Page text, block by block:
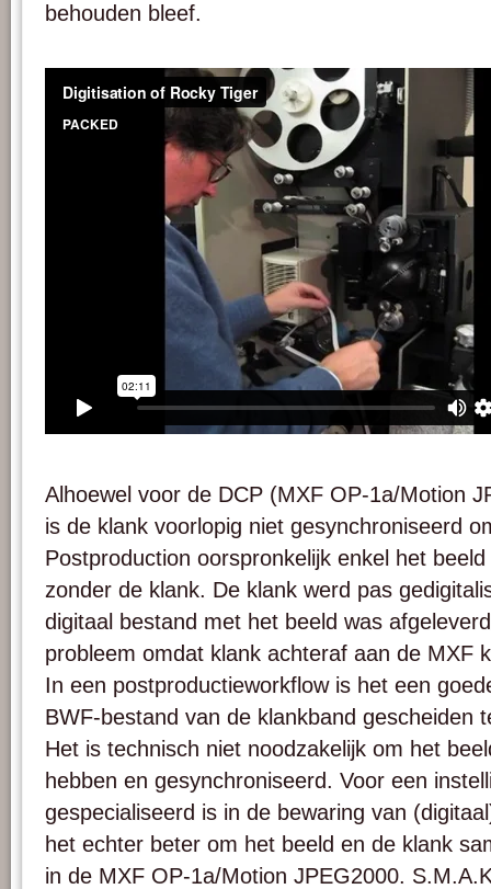
behouden bleef.
Alhoewel voor de DCP (MXF OP-1a/Motion
is de klank voorlopig niet gesynchroniseerd
Postproduction oorspronkelijk enkel het
zonder de klank. De klank werd pas
digitaal bestand met het beeld was
probleem omdat klank achteraf aan de MXF
In een postproductieworkflow is het een
BWF-bestand van de klankband gescheiden
Het is technisch niet noodzakelijk om het
hebben en gesynchroniseerd. Voor een
gespecialiseerd is in de bewaring van
het echter beter om het beeld en de klank
in de MXF OP-1a/Motion JPEG2000.